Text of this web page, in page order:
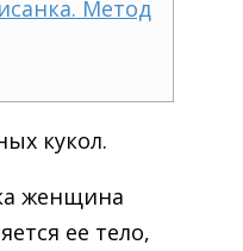
Метод
кукол.
женщина
ее тело,